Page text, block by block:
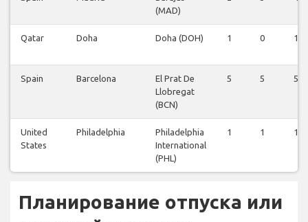
(MAD)
Qatar Doha Doha (DOH) 1 0 1
Spain Barcelona
El Prat De
Llobregat
(BCN)
5 5 5
United
States
Philadelphia
Philadelphia
International
(PHL)
1 1 1
Планирование отпуска или